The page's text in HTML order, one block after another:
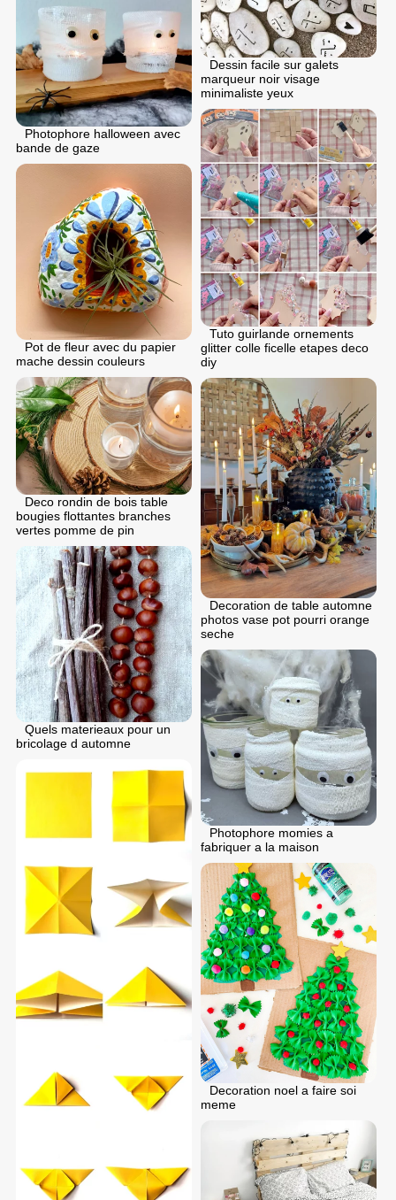
Dessin facile sur galets
marqueur noir visage
minimaliste yeux
Photophore halloween avec
bande de gaze
Tuto guirlande ornements
glitter colle ficelle etapes deco
diy
Pot de fleur avec du papier
mache dessin couleurs
Deco rondin de bois table
bougies flottantes branches
vertes pomme de pin
Decoration de table automne
photos vase pot pourri orange
seche
Quels materieaux pour un
bricolage d automne
Photophore momies a
fabriquer a la maison
Decoration noel a faire soi
meme